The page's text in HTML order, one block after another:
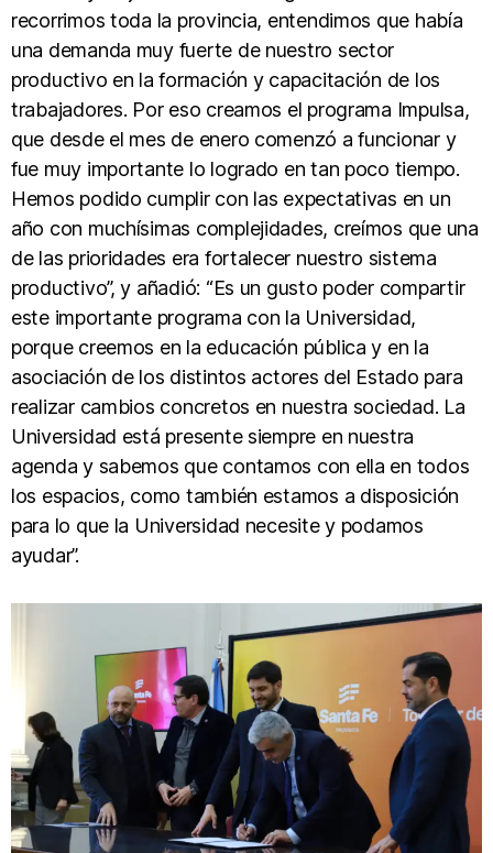
recorrimos toda la provincia, entendimos que había
una demanda muy fuerte de nuestro sector
productivo en la formación y capacitación de los
trabajadores. Por eso creamos el programa Impulsa,
que desde el mes de enero comenzó a funcionar y
fue muy importante lo logrado en tan poco tiempo.
Hemos podido cumplir con las expectativas en un
año con muchísimas complejidades, creímos que una
de las prioridades era fortalecer nuestro sistema
productivo”, y añadió: “Es un gusto poder compartir
este importante programa con la Universidad,
porque creemos en la educación pública y en la
asociación de los distintos actores del Estado para
realizar cambios concretos en nuestra sociedad. La
Universidad está presente siempre en nuestra
agenda y sabemos que contamos con ella en todos
los espacios, como también estamos a disposición
para lo que la Universidad necesite y podamos
ayudar”.